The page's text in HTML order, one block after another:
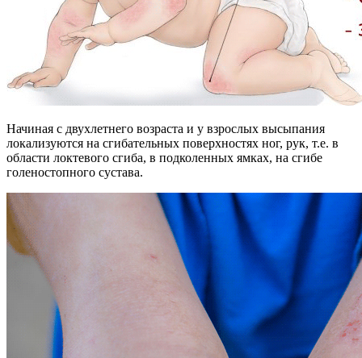
Начиная с двухлетнего возраста и у взрослых высыпания
локализуются на сгибательных поверхностях ног, рук, т.е. в
области локтевого сгиба, в подколенных ямках, на сгибе
голеностопного сустава.